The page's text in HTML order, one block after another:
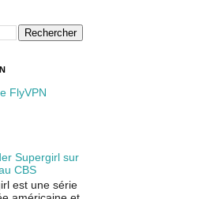
FlyVPN
Supergirl sur
CBS
est une série